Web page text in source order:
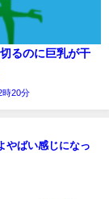
切るのに巨乳が干
時20分
やばい感じになっ